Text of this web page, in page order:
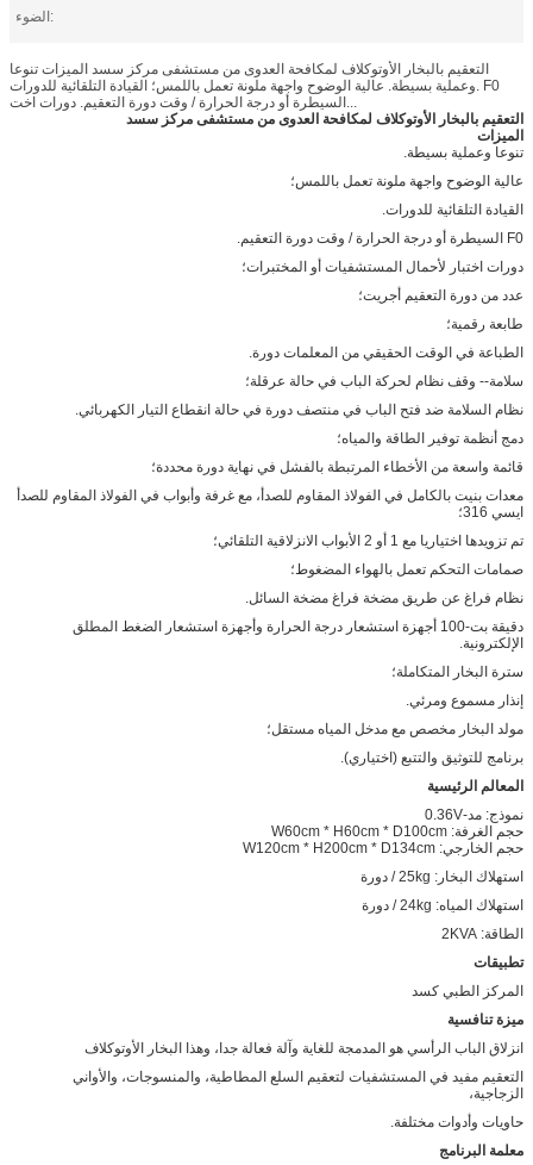
الضوء:
التعقيم بالبخار الأوتوكلاف لمكافحة العدوى من مستشفى مركز سسد الميزات تنوعا
وعملية بسيطة. عالية الوضوح واجهة ملونة تعمل باللمس؛ القيادة التلقائية للدورات. F0
السيطرة أو درجة الحرارة / وقت دورة التعقيم. دورات اخت...
التعقيم بالبخار الأوتوكلاف لمكافحة العدوى من مستشفى مركز سسد
الميزات
تنوعا وعملية بسيطة.
عالية الوضوح واجهة ملونة تعمل باللمس؛
القيادة التلقائية للدورات.
F0 السيطرة أو درجة الحرارة / وقت دورة التعقيم.
دورات اختبار لأحمال المستشفيات أو المختبرات؛
عدد من دورة التعقيم أجريت؛
طابعة رقمية؛
الطباعة في الوقت الحقيقي من المعلمات دورة.
سلامة-- وقف نظام لحركة الباب في حالة عرقلة؛
نظام السلامة ضد فتح الباب في منتصف دورة في حالة انقطاع التيار الكهربائي.
دمج أنظمة توفير الطاقة والمياه؛
قائمة واسعة من الأخطاء المرتبطة بالفشل في نهاية دورة محددة؛
معدات بنيت بالكامل في الفولاذ المقاوم للصدأ، مع غرفة وأبواب في الفولاذ المقاوم للصدأ
ايسي 316؛
تم تزويدها اختياريا مع 1 أو 2 الأبواب الانزلاقية التلقائي؛
صمامات التحكم تعمل بالهواء المضغوط؛
نظام فراغ عن طريق مضخة فراغ مضخة السائل.
دقيقة بت-100 أجهزة استشعار درجة الحرارة وأجهزة استشعار الضغط المطلق
الإلكترونية.
سترة البخار المتكاملة؛
إنذار مسموع ومرئي.
مولد البخار مخصص مع مدخل المياه مستقل؛
برنامج للتوثيق والتتبع (اختياري).
المعالم الرئيسية
نموذج: مد-0.36V
حجم الغرفة: W60cm * H60cm * D100cm
حجم الخارجي: W120cm * H200cm * D134cm
استهلاك البخار: 25kg / دورة
استهلاك المياه: 24kg / دورة
الطاقة: 2KVA
تطبيقات
المركز الطبي كسد
ميزة تنافسية
انزلاق الباب الرأسي هو المدمجة للغاية وآلة فعالة جدا، وهذا البخار الأوتوكلاف
التعقيم مفيد في المستشفيات لتعقيم السلع المطاطية، والمنسوجات، والأواني
الزجاجية،
حاويات وأدوات مختلفة.
معلمة البرنامج